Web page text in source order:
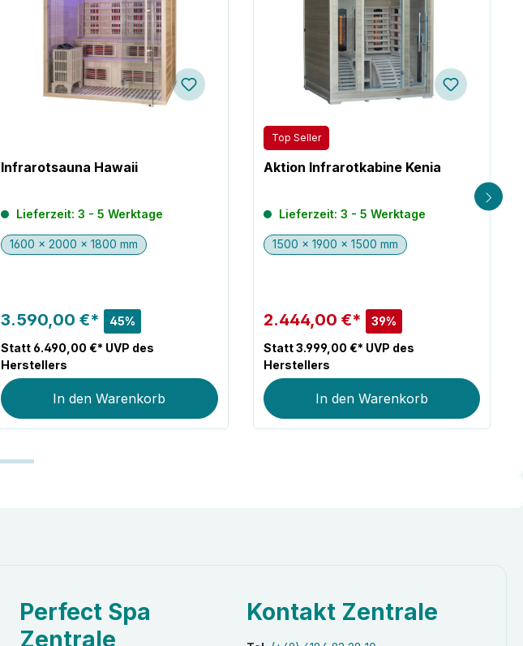
Infrarotsauna Hawaii
Lieferzeit: 3 - 5 Werktage
1600 x 2000 x 1800 mm
3.590,00 €*
45%
Statt 6.490,00 €* UVP des
Herstellers
In den Warenkorb
Top Seller
Aktion Infrarotkabine Kenia
Lieferzeit: 3 - 5 Werktage
1500 x 1900 x 1500 mm
2.444,00 €*
39%
Statt 3.999,00 €* UVP des
Herstellers
In den Warenkorb
Perfect Spa
Zentrale
Kontakt Zentrale